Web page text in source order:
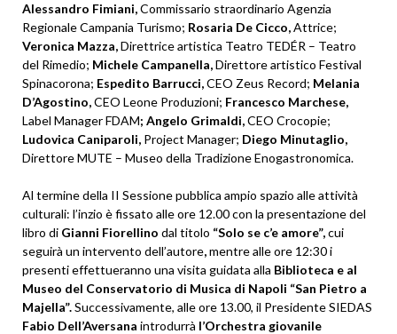
Alessandro Fimiani,Commissario straordinario Agenzia
Regionale Campania Turismo; Rosaria De Cicco,Attrice;
Veronica Mazza,Direttrice artistica Teatro TEDÉR – Teatro
del Rimedio; Michele Campanella,Direttore artistico Festival
Spinacorona; Espedito Barrucci,CEO Zeus Record; Melania
D’Agostino,CEO Leone Produzioni; Francesco Marchese,
Label Manager FDAM; Angelo Grimaldi,CEO Crocopie;
Ludovica Caniparoli, Project Manager; Diego Minutaglio,
Direttore MUTE – Museo della Tradizione Enogastronomica.
Al termine della II Sessione pubblica ampio spazio alle attività
culturali: l’inzio è fissato alle ore 12.00 con la presentazione del
libro di Gianni Fiorellino dal titolo “Solo se c’e amore”,cui
seguirà un intervento dell’autore,mentre alle ore 12:30 i
presenti effettueranno una visita guidata alla Biblioteca e al
Museo del Conservatorio di Musica di Napoli “San Pietro a
Majella”.Successivamente, alle ore 13.00, il Presidente SIEDAS
Fabio Dell’Aversana introdurrà l’Orchestra giovanile